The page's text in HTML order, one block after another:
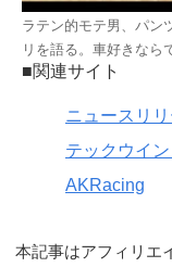
ラテン的モテ男、パン
リを語る。車好きなら
■関連サイト
ニュースリリ
テックウイン
AKRacing
本記事はアフィリエ